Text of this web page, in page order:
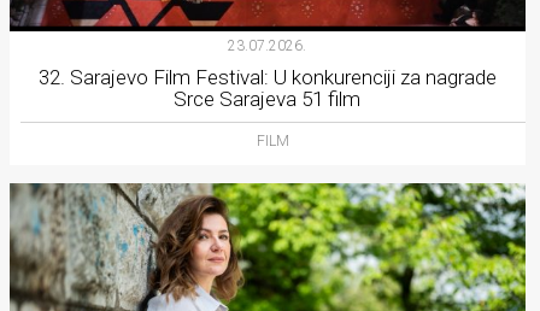
23.07.2026.
32. Sarajevo Film Festival: U konkurenciji za nagrade
Srce Sarajeva 51 film
FILM